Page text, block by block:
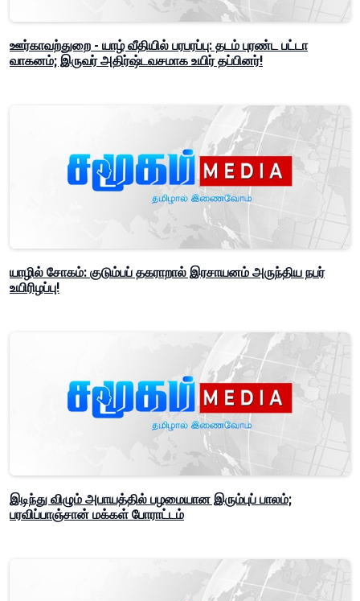
ஊர்காவற்துறை - யாழ் வீதியில் பரபரப்பு: தடம் புரண்ட பட்டா
வாகனம்; இருவர் அதிர்ஷ்டவசமாக உயிர் தப்பினர்!
யாழில் சோகம்: குடும்பப் தகராறால் இரசாயனம் அருந்திய நபர்
உயிரிழப்பு!
இடிந்து விழும் அபாயத்தில் பழமையான இரும்புப் பாலம்;
பரவிப்பாஞ்சான் மக்கள் போராட்டம்